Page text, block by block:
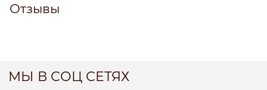
Отзывы
МЫ В СОЦ СЕТЯХ